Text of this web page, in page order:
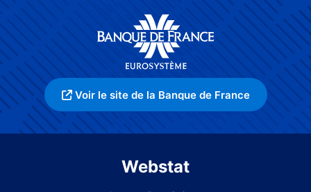
Voir le site de la Banque de France
Webstat